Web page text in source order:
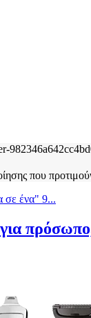
που
σε ένα" 9...